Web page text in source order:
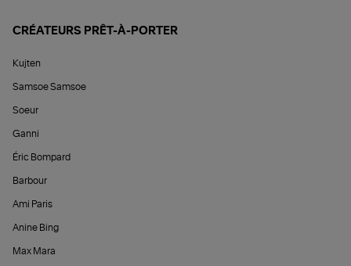
CRÉATEURS PRÊT-À-PORTER
Kujten
Samsoe Samsoe
Soeur
Ganni
Éric Bompard
Barbour
Ami Paris
Anine Bing
Max Mara